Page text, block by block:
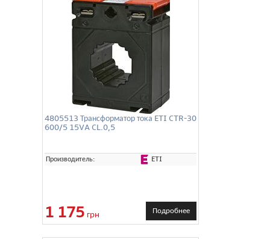
4805513 Трансформатор тока ETI CTR-30
600/5 15VA CL.0,5
Производитель: ETI
1 175 грн Подробнее